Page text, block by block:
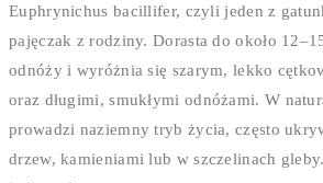
Euphrynichus bacillifer, czyli jeden z
pajęczak z rodziny. Dorasta do około
odnóży i wyróżnia się szarym, lekko
oraz długimi, smukłymi odnóżami. W
prowadzi naziemny tryb życia, często
drzew, kamieniami lub w szczelinach